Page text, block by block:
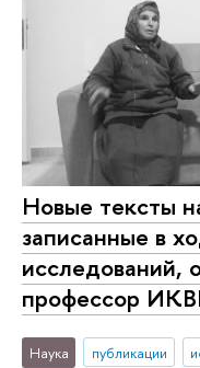
Новые тексты
записанные в
исследований,
профессор
Наука публикации